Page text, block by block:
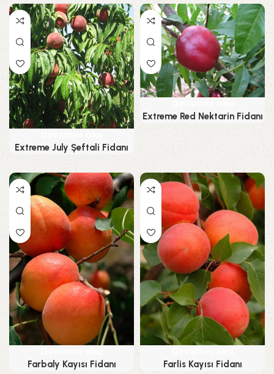
Extreme July Şeftali Fidanı
Extreme Red Nektarin Fidanı
Farbaly Kayısı Fidanı
Farlis Kayısı Fidanı